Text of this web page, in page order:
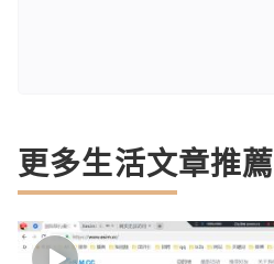
更多生活文章推薦